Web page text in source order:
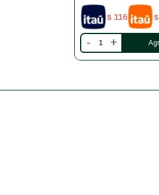
$ 116 $
- +